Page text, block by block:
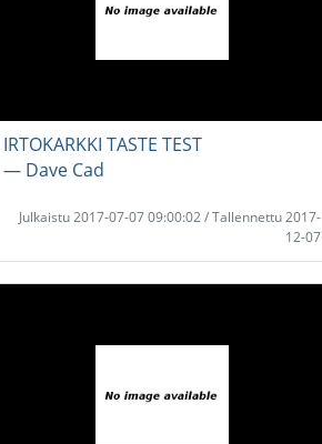
IRTOKARKKI TASTE TEST
― Dave Cad
Julkaistu 2017-07-07 09:00:02 / Tallennettu 2017-
12-07